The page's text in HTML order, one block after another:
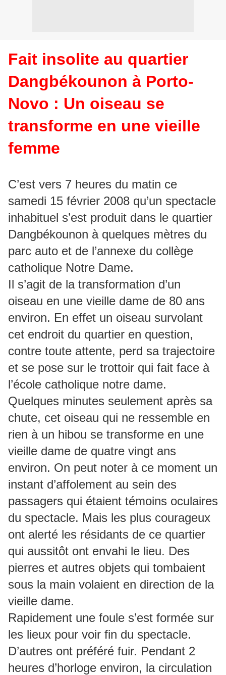
Fait insolite au quartier
Dangbékounon à Porto-
Novo : Un oiseau se
transforme en une vieille
femme
C’est vers 7 heures du matin ce
samedi 15 février 2008 qu’un spectacle
inhabituel s’est produit dans le quartier
Dangbékounon à quelques mètres du
parc auto et de l’annexe du collège
catholique Notre Dame.
Il s’agit de la transformation d’un
oiseau en une vieille dame de 80 ans
environ. En effet un oiseau survolant
cet endroit du quartier en question,
contre toute attente, perd sa trajectoire
et se pose sur le trottoir qui fait face à
l’école catholique notre dame.
Quelques minutes seulement après sa
chute, cet oiseau qui ne ressemble en
rien à un hibou se transforme en une
vieille dame de quatre vingt ans
environ. On peut noter à ce moment un
instant d’affolement au sein des
passagers qui étaient témoins oculaires
du spectacle. Mais les plus courageux
ont alerté les résidants de ce quartier
qui aussitôt ont envahi le lieu. Des
pierres et autres objets qui tombaient
sous la main volaient en direction de la
vieille dame.
Rapidement une foule s’est formée sur
les lieux pour voir fin du spectacle.
D’autres ont préféré fuir. Pendant 2
heures d’horloge environ, la circulation